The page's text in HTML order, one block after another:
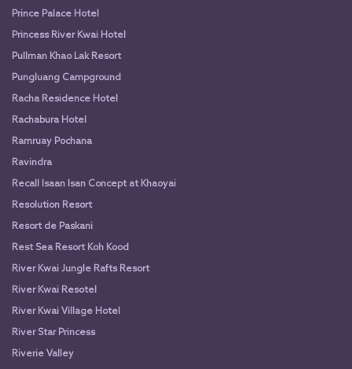
Prince Palace Hotel
Princess River Kwai Hotel
Pullman Khao Lak Resort
Pungluang Campground
Racha Residence Hotel
Rachabura Hotel
Ramruay Pochana
Ravindra
Recall Isaan Isan Concept at Khaoyai
Resolution Resort
Resort de Paskani
Rest Sea Resort Koh Kood
River Kwai Jungle Rafts Resort
River Kwai Resotel
River Kwai Village Hotel
River Star Princess
Riverie Valley